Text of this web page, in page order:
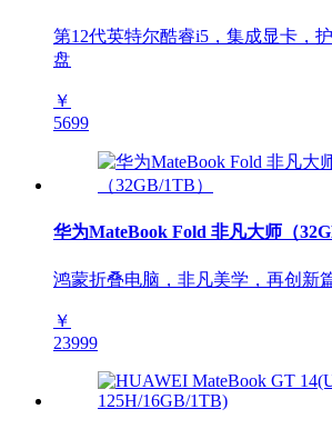
第12代英特尔酷睿i5，集成显卡，
盘
￥
5699
华为MateBook Fold 非凡大师（
鸿蒙折叠电脑，非凡美学，再创新
￥
23999